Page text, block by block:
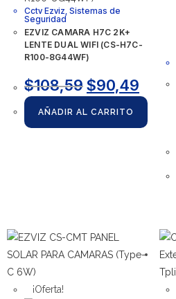
Cctv Ezviz, Sistemas de
Seguridad
EZVIZ CAMARA H7C 2K+
LENTE DUAL WIFI (CS-H7C-
R100-8G44WF)
$108,59$90,49
AÑADIR AL CARRITO
¡Oferta!